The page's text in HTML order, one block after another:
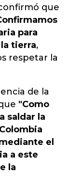
que
para
tierra,
respetar la
de la
"Como
saldar la
el
a este
la